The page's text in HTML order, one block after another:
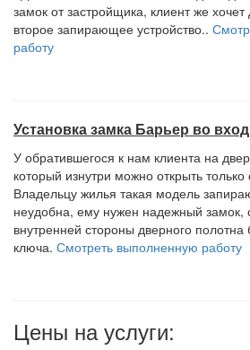
замок от застройщика, клиент же
второе запирающее устройство..
работу
Установка замка Барьер во
У обратившегося к нам клиента на
который изнутри можно открыть
Владельцу жилья такая модель
неудобна, ему нужен надежный
внутренней стороны дверного полотна
ключа. Смотреть выполненную работу
Цены на услуги: